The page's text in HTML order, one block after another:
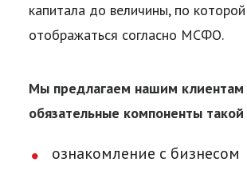
капитала до величины, по
отображаться согласно МСФО.
Мы предлагаем нашим
обязательные компоненты такой
ознакомление с бизнесом